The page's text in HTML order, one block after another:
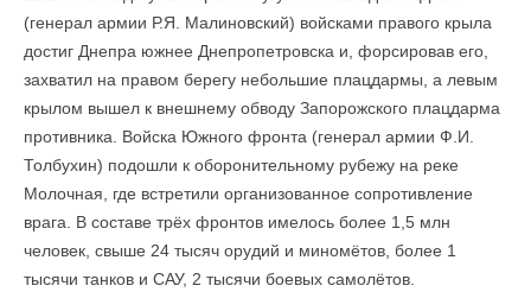
(генерал армии Р.Я. Малиновский) войсками правого крыла
достиг Днепра южнее Днепропетровска и, форсировав его,
захватил на правом берегу небольшие плацдармы, а левым
крылом вышел к внешнему обводу Запорожского плацдарма
противника. Войска Южного фронта (генерал армии Ф.И.
Толбухин) подошли к оборонительному рубежу на реке
Молочная, где встретили организованное сопротивление
врага. В составе трёх фронтов имелось более 1,5 млн
человек, свыше 24 тысяч орудий и миномётов, более 1
тысячи танков и САУ, 2 тысячи боевых самолётов.